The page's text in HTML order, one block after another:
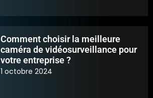
Comment choisir la meilleure
caméra de vidéosurveillance pour
votre entreprise ?
1 octobre 2024